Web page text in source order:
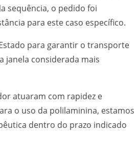
sequência, o pedido foi
para este caso específico.
para garantir o transporte
janela considerada mais
atuaram com rapidez e
o uso da polilaminina, estamos
dentro do prazo indicado